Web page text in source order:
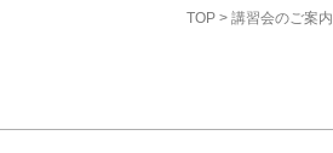
TOP > 講習会のご案内